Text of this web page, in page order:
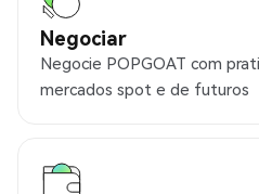
Negociar
Negocie POPGOAT com
mercados spot e de futuros